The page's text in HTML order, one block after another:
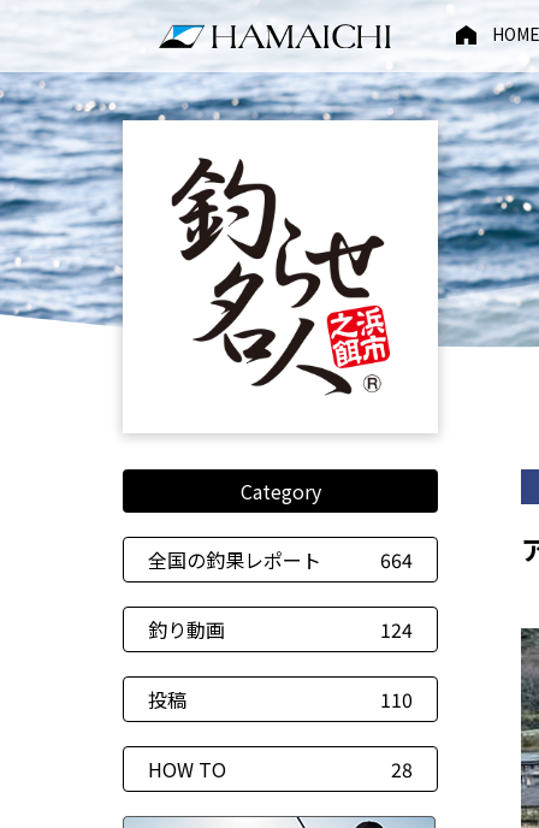
HOME
Category
全国の釣果レポート 664
釣り動画 124
投稿 110
HOW TO 28